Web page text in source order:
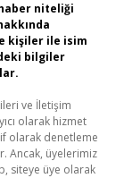
niteliği
kişiler ile isim
bilgiler
ve İletişim
olarak hizmet
olarak denetleme
Ancak, üyelerimiz
siteye üye olarak